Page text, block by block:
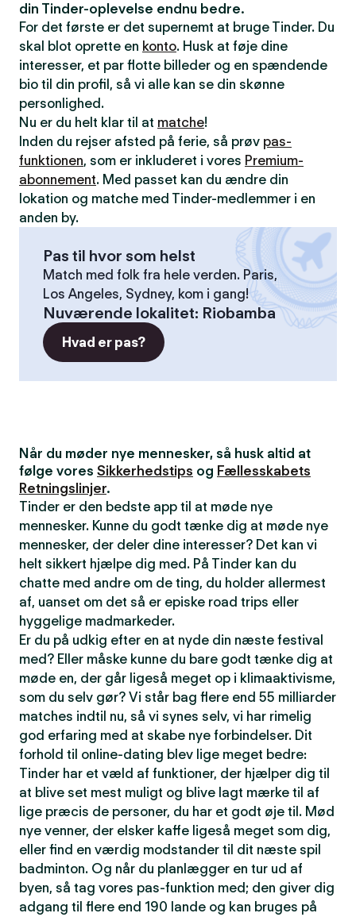
din Tinder-oplevelse endnu bedre.
For det første er det supernemt at bruge Tinder. Du
skal blot oprette en konto. Husk at føje dine
interesser, et par flotte billeder og en spændende
bio til din profil, så vi alle kan se din skønne
personlighed.
Nu er du helt klar til at matche!
Inden du rejser afsted på ferie, så prøv pas-
funktionen, som er inkluderet i vores Premium-
abonnement. Med passet kan du ændre din
lokation og matche med Tinder-medlemmer i en
anden by.
Pas til hvor som helst
Match med folk fra hele verden. Paris,
Los Angeles, Sydney, kom i gang!
Nuværende lokalitet: Riobamba
Hvad er pas?
Når du møder nye mennesker, så husk altid at
følge vores Sikkerhedstips og Fællesskabets
Retningslinjer.
Tinder er den bedste app til at møde nye
mennesker. Kunne du godt tænke dig at møde nye
mennesker, der deler dine interesser? Det kan vi
helt sikkert hjælpe dig med. På Tinder kan du
chatte med andre om de ting, du holder allermest
af, uanset om det så er episke road trips eller
hyggelige madmarkeder.
Er du på udkig efter en at nyde din næste festival
med? Eller måske kunne du bare godt tænke dig at
møde en, der går ligeså meget op i klimaaktivisme,
som du selv gør? Vi står bag flere end 55 milliarder
matches indtil nu, så vi synes selv, vi har rimelig
god erfaring med at skabe nye forbindelser. Dit
forhold til online-dating blev lige meget bedre:
Tinder har et væld af funktioner, der hjælper dig til
at blive set mest muligt og blive lagt mærke til af
lige præcis de personer, du har et godt øje til. Mød
nye venner, der elsker kaffe ligeså meget som dig,
eller find en værdig modstander til dit næste spil
badminton. Og når du planlægger en tur ud af
byen, så tag vores pas-funktion med; den giver dig
adgang til flere end 190 lande og kan bruges på